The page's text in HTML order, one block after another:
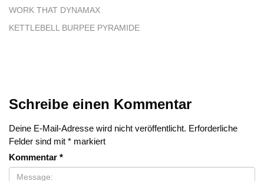
WORK THAT DYNAMAX
KETTLEBELL BURPEE PYRAMIDE
Schreibe einen Kommentar
Deine E-Mail-Adresse wird nicht veröffentlicht. Erforderliche
Felder sind mit * markiert
Kommentar *